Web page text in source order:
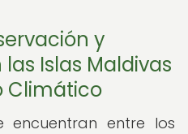
y
Islas Maldivas
Climático
encuentran entre los